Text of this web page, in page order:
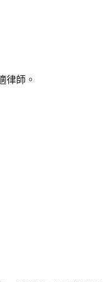
律師。